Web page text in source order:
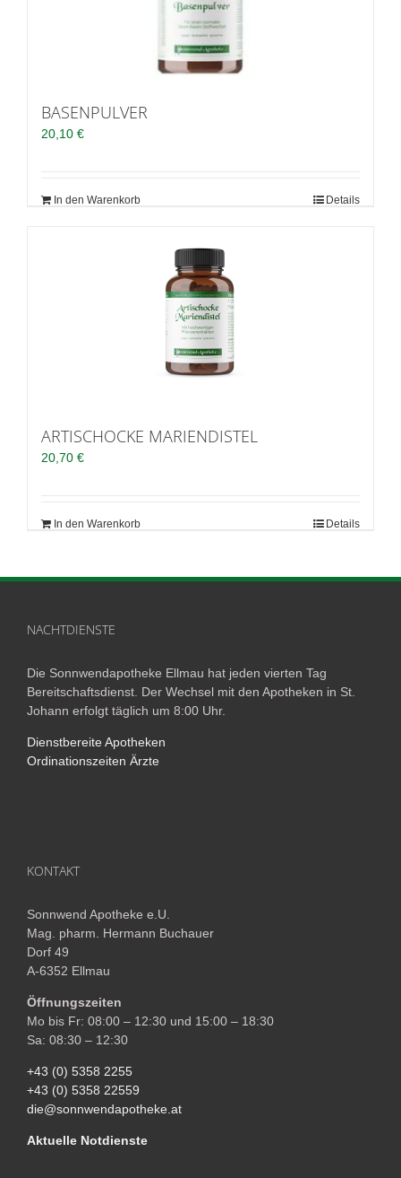
BASENPULVER
20,10 €
In den Warenkorb Details
ARTISCHOCKE MARIENDISTEL
20,70 €
In den Warenkorb Details
NACHTDIENSTE
Die Sonnwendapotheke Ellmau hat jeden vierten Tag
Bereitschaftsdienst. Der Wechsel mit den Apotheken in St.
Johann erfolgt täglich um 8:00 Uhr.
Dienstbereite Apotheken
Ordinationszeiten Ärzte
KONTAKT
Sonnwend Apotheke e.U.
Mag. pharm. Hermann Buchauer
Dorf 49
A-6352 Ellmau
Öffnungszeiten
Mo bis Fr: 08:00 – 12:30 und 15:00 – 18:30
Sa: 08:30 – 12:30
+43 (0) 5358 2255
+43 (0) 5358 22559
die@sonnwendapotheke.at
Aktuelle Notdienste